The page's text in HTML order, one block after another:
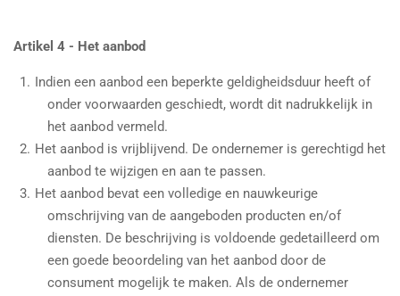
Artikel 4 - Het aanbod
Indien een aanbod een beperkte geldigheidsduur heeft of
onder voorwaarden geschiedt, wordt dit nadrukkelijk in
het aanbod vermeld.
Het aanbod is vrijblijvend. De ondernemer is gerechtigd het
aanbod te wijzigen en aan te passen.
Het aanbod bevat een volledige en nauwkeurige
omschrijving van de aangeboden producten en/of
diensten. De beschrijving is voldoende gedetailleerd om
een goede beoordeling van het aanbod door de
consument mogelijk te maken. Als de ondernemer